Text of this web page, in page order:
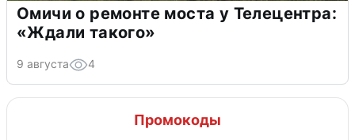
Омичи о ремонте моста у Телецентра:
«Ждали такого»
9 августа 4
Промокоды